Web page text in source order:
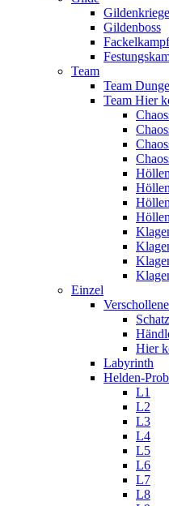
Gildenkriege
Gildenboss
Fackelkampf
Team
Team
Team Hier
Einzel
Hier
Labyrinth
Helden-
L1
L2
L3
L4
L5
L6
L7
L8